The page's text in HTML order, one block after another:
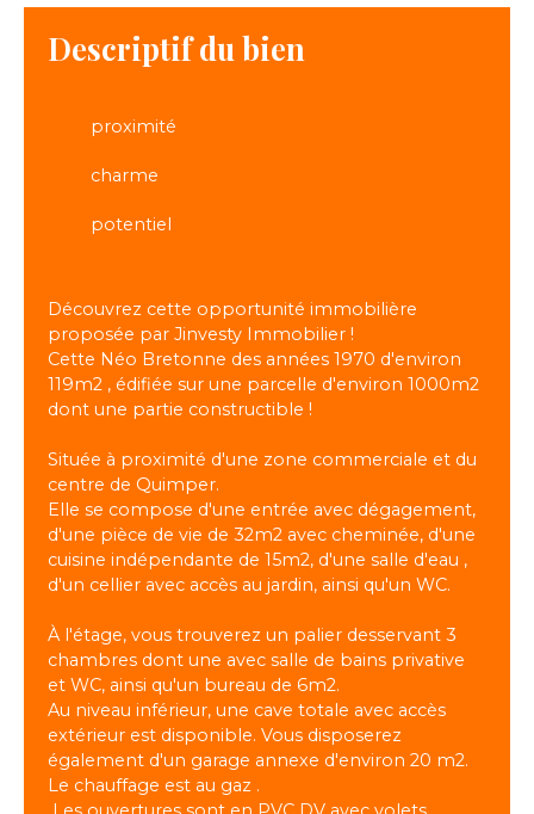
Descriptif du bien
proximité
charme
potentiel
Découvrez cette opportunité immobilière
proposée par Jinvesty Immobilier !
Cette Néo Bretonne des années 1970 d'environ
119m2 , édifiée sur une parcelle d'environ 1000m2
dont une partie constructible !
Située à proximité d'une zone commerciale et du
centre de Quimper.
Elle se compose d'une entrée avec dégagement,
d'une pièce de vie de 32m2 avec cheminée, d'une
cuisine indépendante de 15m2, d'une salle d'eau ,
d'un cellier avec accès au jardin, ainsi qu'un WC.
À l'étage, vous trouverez un palier desservant 3
chambres dont une avec salle de bains privative
et WC, ainsi qu'un bureau de 6m2.
Au niveau inférieur, une cave totale avec accès
extérieur est disponible. Vous disposerez
également d'un garage annexe d'environ 20 m2.
Le chauffage est au gaz .